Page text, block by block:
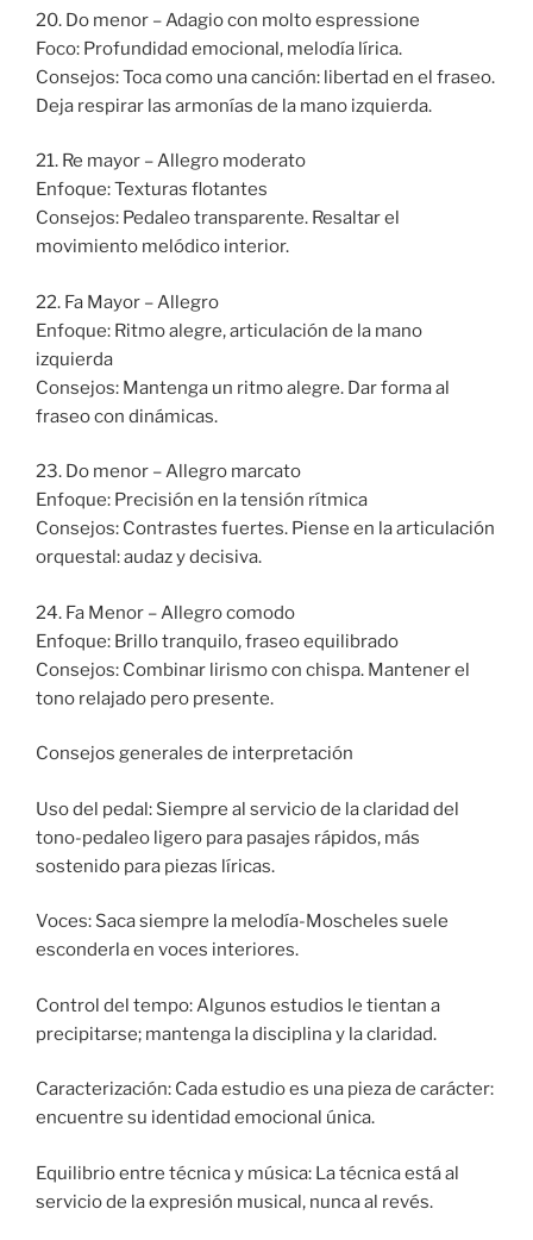
20. Do menor – Adagio con molto espressione
Foco: Profundidad emocional, melodía lírica.
Consejos: Toca como una canción: libertad en el fraseo.
Deja respirar las armonías de la mano izquierda.
21. Re mayor – Allegro moderato
Enfoque: Texturas flotantes
Consejos: Pedaleo transparente. Resaltar el
movimiento melódico interior.
22. Fa Mayor – Allegro
Enfoque: Ritmo alegre, articulación de la mano
izquierda
Consejos: Mantenga un ritmo alegre. Dar forma al
fraseo con dinámicas.
23. Do menor – Allegro marcato
Enfoque: Precisión en la tensión rítmica
Consejos: Contrastes fuertes. Piense en la articulación
orquestal: audaz y decisiva.
24. Fa Menor – Allegro comodo
Enfoque: Brillo tranquilo, fraseo equilibrado
Consejos: Combinar lirismo con chispa. Mantener el
tono relajado pero presente.
Consejos generales de interpretación
Uso del pedal: Siempre al servicio de la claridad del
tono-pedaleo ligero para pasajes rápidos, más
sostenido para piezas líricas.
Voces: Saca siempre la melodía-Moscheles suele
esconderla en voces interiores.
Control del tempo: Algunos estudios le tientan a
precipitarse; mantenga la disciplina y la claridad.
Caracterización: Cada estudio es una pieza de carácter:
encuentre su identidad emocional única.
Equilibrio entre técnica y música: La técnica está al
servicio de la expresión musical, nunca al revés.